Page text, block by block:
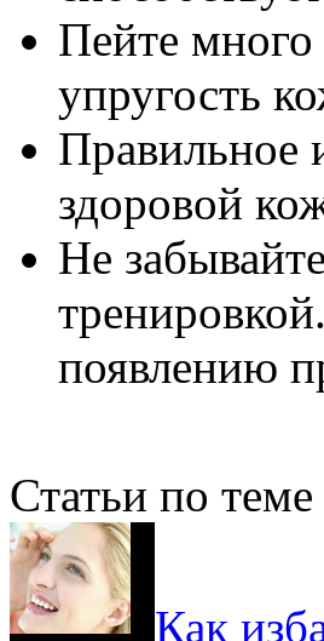
Пейте
упругость
Правильное
здоровой
Не
появлению
Статьи по теме
Как